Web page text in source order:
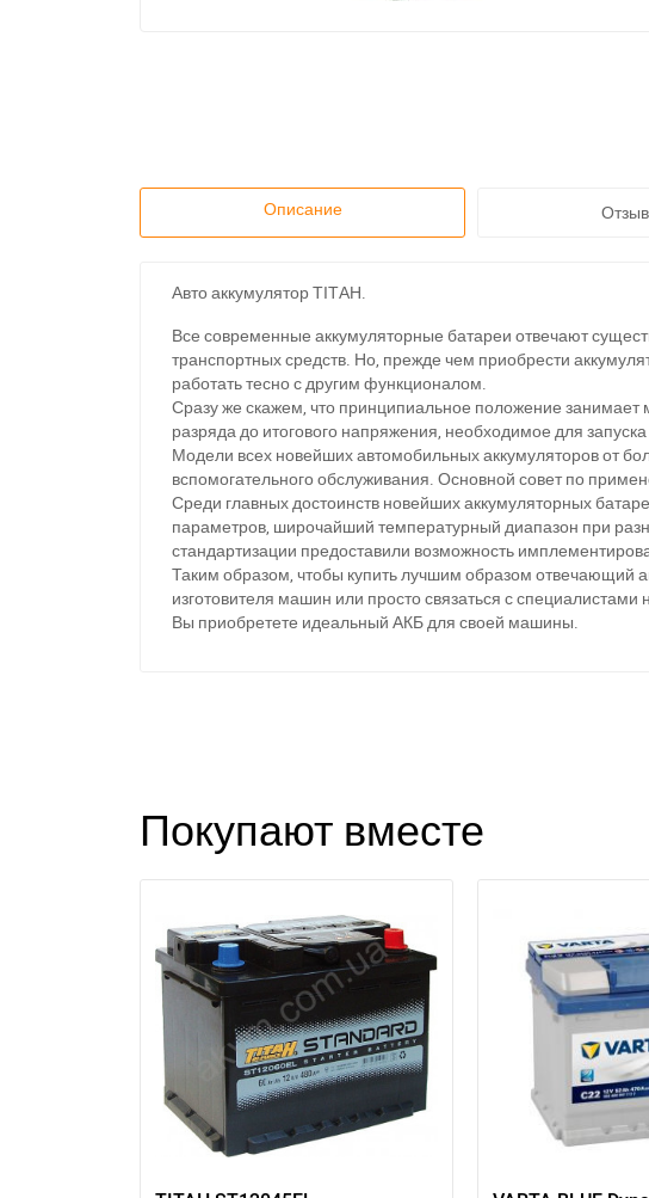
Описание
Авто аккумулятор ТІТАН.
Все современные аккумуляторные батареи отвечают
транспортных средств. Но, прежде чем приобрести
работать тесно с другим функционалом.
Сразу же скажем, что принципиальное положение занимает
разряда до итогового напряжения, необходимое для
Модели всех новейших автомобильных аккумуляторов от
вспомогательного обслуживания. Основной совет по
Среди главных достоинств новейших аккумуляторных
параметров, широчайший температурный диапазон при
стандартизации предоставили возможность
Таким образом, чтобы купить лучшим образом отвечающий
изготовителя машин или просто связаться с
Вы приобретете идеальный АКБ для своей машины.
Покупают вместе
За відсутності